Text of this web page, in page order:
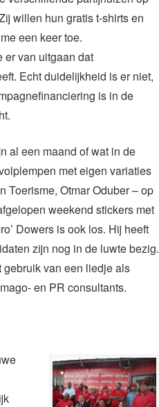
willen hun gratis t-shirts en
een keer toe.
er van uitgaan dat
Echt duidelijkheid is er niet,
is in de
al een maand of wat in de
met eigen variaties
Toerisme, Otmar Oduber – op
weekend stickers met
Dowers is ook los. Hij heeft
zijn nog in de luwte bezig.
van een liedje als
en PR consultants.